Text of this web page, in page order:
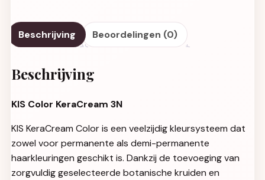
Beschrijving Beoordelingen (0)
Beschrijving
KIS Color KeraCream 3N
KIS KeraCream Color is een veelzijdig kleursysteem dat
zowel voor permanente als demi-permanente
haarkleuringen geschikt is. Dankzij de toevoeging van
zorgvuldig geselecteerde botanische kruiden en